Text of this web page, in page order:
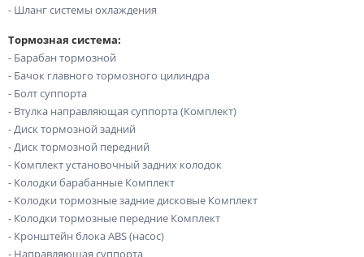
- Шланг системы охлаждения
Тормозная система:
- Барабан тормозной
- Бачок главного тормозного цилиндра
- Болт суппорта
- Втулка направляющая суппорта (Комплект)
- Диск тормозной задний
- Диск тормозной передний
- Комплект установочный задних колодок
- Колодки барабанные Комплект
- Колодки тормозные задние дисковые Комплект
- Колодки тормозные передние Комплект
- Кронштейн блока ABS (насос)
- Направляющая суппорта